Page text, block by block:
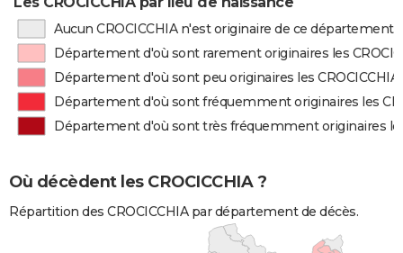
Aucun CROCICCHIA n'est originaire de ce département
Département d'où sont rarement originaires les
Département d'où sont peu originaires les CROCICCHIA
Département d'où sont fréquemment originaires les
Département d'où sont très fréquemment originaires
Où décèdent les CROCICCHIA ?
Répartition des CROCICCHIA par département de décès.